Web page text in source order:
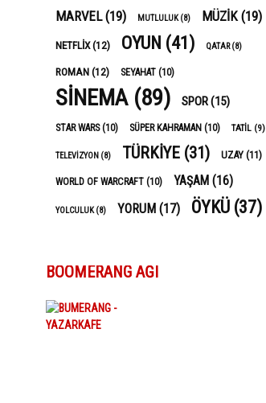
MARVEL(19) MUTLULUK(8) MÜZIK(19)
NETFLIX(12) OYUN (41) QATAR(8)
ROMAN(12) SEYAHAT (10)
SINEMA(89) SPOR(15)
STAR WARS(10) SÜPER KAHRAMAN (10) TATIL (9)
TELEVIZYON (8) TÜRKIYE (31) UZAY (11)
WORLD OF WARCRAFT (10) YAŞAM (16)
YOLCULUK(8) YORUM (17) ÖYKÜ (37)
BOOMERANG AĞI